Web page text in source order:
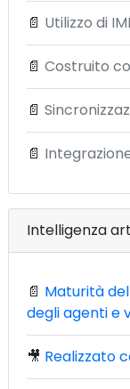
📄 Utilizzo di
📄 Costruito
📄
📄
Intelligenza
📄 Maturità
degli agenti e
🎥 Realizzato